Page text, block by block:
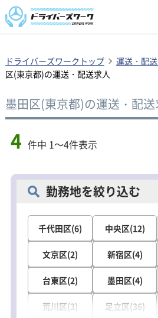
ドライバーズワークトップ 運送・配
区(東京都)の運送・配送求人
墨田区(東京都)の運送・配送
4 件中 1～4件表示
勤務地を絞り込む
千代田区(6) 中央区(12)
文京区(2) 新宿区(4)
台東区(2) 墨田区(4)
荒川区(3) 足立区(36)